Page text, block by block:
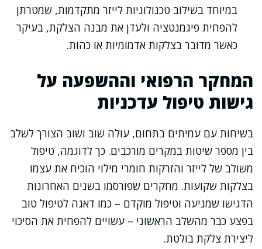
במיוחד בשילוב טכנולוגיות לייזר מתקדמות, שמטרתן
להפחית פיגמנטציה ולעדן את מבנה הצלקת, בעיקר
כאשר מדובר בצלקות אדמומיות או כהות.
המחקר הרפואי וההשפעה על
גישות טיפול עדכניות
בשיחות עם עמיתים בתחום, עולה שוב ושוב הצורך לשלב
בין מספר שיטות במקרים מורכבים. כך לדוגמה, טיפול
משולב של לייזר והזרקות חומרי מילוי הוכיח את עצמו
בצלקות שקועות. מחקרים שפורסמו בשנים האחרונות
הדגישו שמניעה וטיפול מוקדם – כמו דאגה לטיפול טוב
בפצע כבר מהשלב הראשוני – עשויים להפחית את הסיכוי
ליצירת צלקת בולטת.